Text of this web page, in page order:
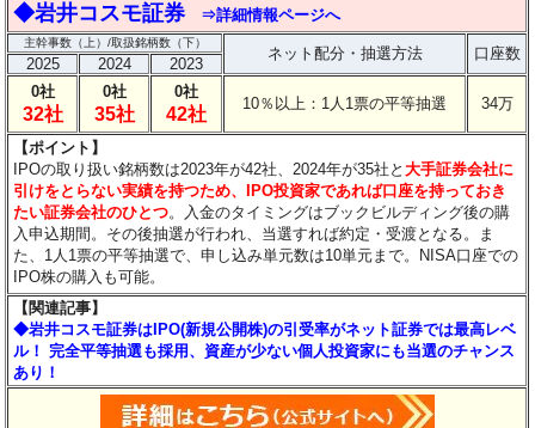
◆岩井コスモ証券 ⇒詳細情報ページへ
主幹事数（上）/取扱銘柄数（下）
ネット配分・抽選方法 口座数
2025 2024
2023
0社
32社
0社
35社
0社
42社
10％以上：1人1票の平等抽選 34万
【ポイント】
IPOの取り扱い銘柄数は2023年が42社、2024年が35社と大手証券会社に
引けをとらない実績を持つため、IPO投資家であれば口座を持っておき
たい証券会社のひとつ。入金のタイミングはブックビルディング後の購
入申込期間。その後抽選が行われ、当選すれば約定・受渡となる。ま
た、1人1票の平等抽選で、申し込み単元数は10単元まで。NISA口座での
IPO株の購入も可能。
【関連記事】
◆岩井コスモ証券はIPO(新規公開株)の引受率がネット証券では最高レベ
ル！ 完全平等抽選も採用、資産が少ない個人投資家にも当選のチャンス
あり！